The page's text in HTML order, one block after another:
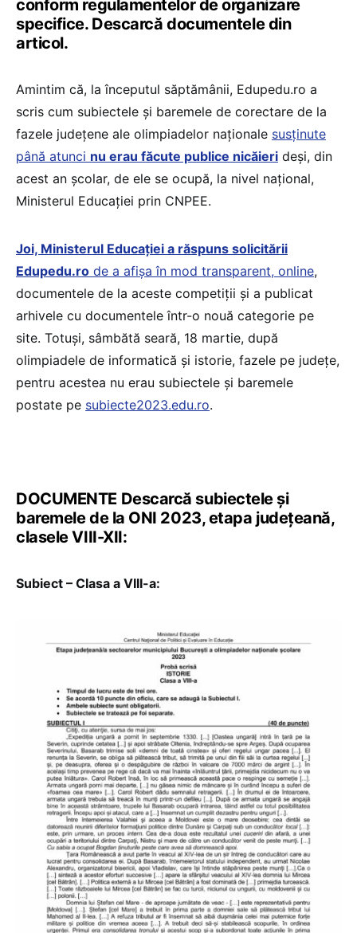
conform regulamentelor de organizare
specifice. Descarcă documentele din
articol.
Amintim că, la începutul săptămânii, Edupedu.ro a
scris cum subiectele și baremele de corectare de la
fazele județene ale olimpiadelor naționale susținute
până atunci nu erau făcute publice nicăieri deși, din
acest an școlar, de ele se ocupă, la nivel național,
Ministerul Educației prin CNPEE.
Joi, Ministerul Educației a răspuns solicitării
Edupedu.ro de a afișa în mod transparent, online,
documentele de la aceste competiții și a publicat
arhivele cu documentele într-o nouă categorie pe
site. Totuși, sâmbătă seară, 18 martie, după
olimpiadele de informatică și istorie, fazele pe județe,
pentru acestea nu erau subiectele și baremele
postate pe subiecte2023.edu.ro.
DOCUMENTE Descarcă subiectele și
baremele de la ONI 2023, etapa județeană,
clasele VIII-XII:
Subiect – Clasa a VIII-a: